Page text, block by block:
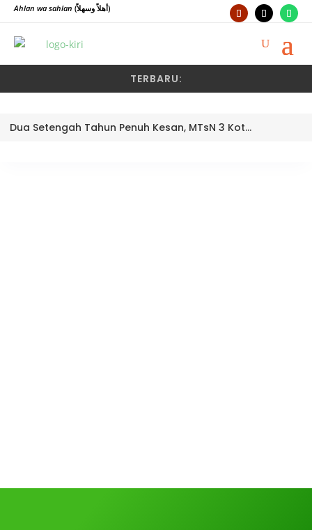
Ahlan wa sahlan (أهلاً وسهلاً)
TERBARU:
Dua Setengah Tahun Penuh Kesan, MTsN 3 Kota Padang Lepas Pengawas Pembina Dra. Nayusminar Nasrun